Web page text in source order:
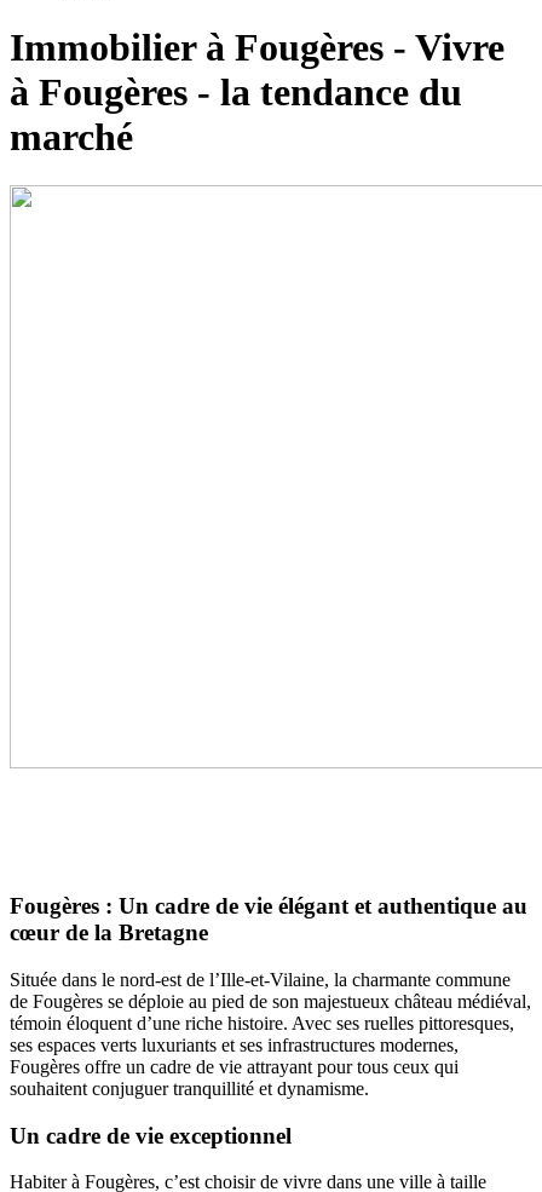
Immobilier à Fougères - Vivre
à Fougères - la tendance du
marché
Fougères : Un cadre de vie élégant et authentique au
cœur de la Bretagne
Située dans le nord-est de l’Ille-et-Vilaine, la charmante commune
de Fougères se déploie au pied de son majestueux château médiéval,
témoin éloquent d’une riche histoire. Avec ses ruelles pittoresques,
ses espaces verts luxuriants et ses infrastructures modernes,
Fougères offre un cadre de vie attrayant pour tous ceux qui
souhaitent conjuguer tranquillité et dynamisme.
Un cadre de vie exceptionnel
Habiter à Fougères, c’est choisir de vivre dans une ville à taille